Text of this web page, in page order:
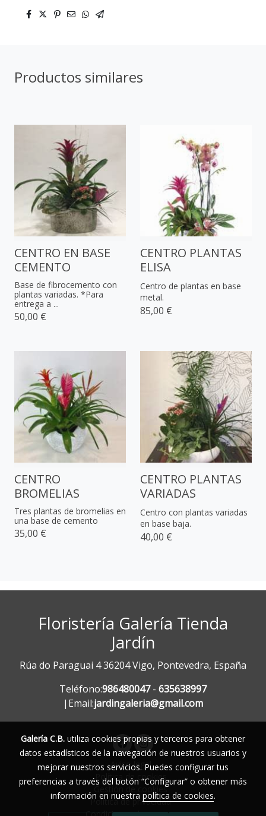
Productos similares
CENTRO EN BASE
CEMENTO
Base de fibrocemento con
plantas variadas. *Para
entrega a ...
50,00 €
CENTRO PLANTAS
ELISA
Centro de plantas en base
metal.
85,00 €
CENTRO
BROMELIAS
Tres plantas de bromelias en
una base de cemento
35,00 €
CENTRO PLANTAS
VARIADAS
Centro con plantas variadas
en base baja.
40,00 €
Floristería Galería Tienda
Jardín
Rúa do Paraguai 4 36204 Vigo, Pontevedra, España
Teléfono:986480047- 635638997
|Email:jardingaleria@gmail.com
Aviso legal
Política de cookies
Gestión de cookies
Política de privacidad
Galería C.B. utiliza cookies propias y terceros para obtener
datos estadísticos de la navegación de nuestros usuarios y
mejorar nuestros servicios. Puedes configurar tus
preferencias a través del botón “Configurar” o obtener más
información en nuestra política de cookies.